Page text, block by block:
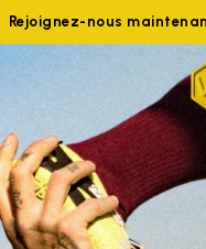
Rejoignez-nous